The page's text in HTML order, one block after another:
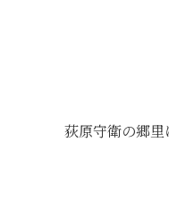
荻原守衛の郷